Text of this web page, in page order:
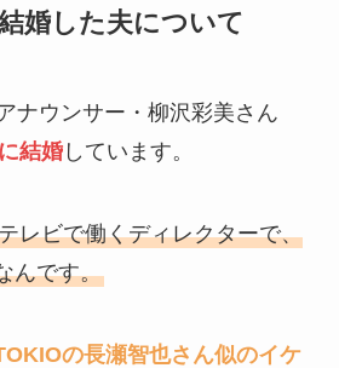
婚した夫について
ナウンサー・柳沢彩美さん
結婚しています。
レビで働くディレクターで、
んです。
の長瀬智也さん似のイケ